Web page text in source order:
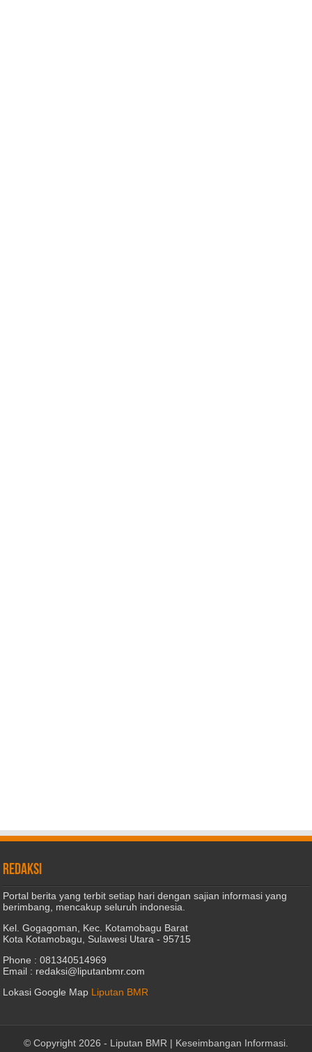
REDAKSI
Portal berita yang terbit setiap hari dengan sajian informasi yang
berimbang, mencakup seluruh indonesia.
Kel. Gogagoman, Kec. Kotamobagu Barat
Kota Kotamobagu, Sulawesi Utara - 95715
Phone : 081340514969
Email : redaksi@liputanbmr.com
Lokasi Google Map Liputan BMR
© Copyright 2026 - Liputan BMR | Keseimbangan Informasi